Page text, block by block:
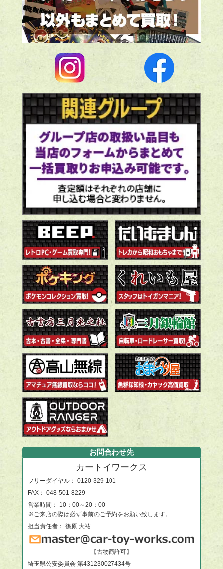
お問合わせ先
カートイワークス
フリーダイヤル： 0120-329-101
FAX： 048-501-8229
営業時間： 10：00～20：00
※ご来店の際は必ず事前のご予約をお願い致します。
担当責任者： 篠原 大祐
【古物商許可】
埼玉県公安委員会 第431230027434号